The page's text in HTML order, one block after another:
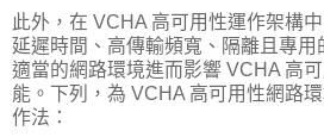
此外，在 VCHA 高可用性運作架構
延遲時間、高傳輸頻寬、隔離且專
適當的網路環境進而影響 VCHA 高
能。下列，為 VCHA 高可用性網路
作法：